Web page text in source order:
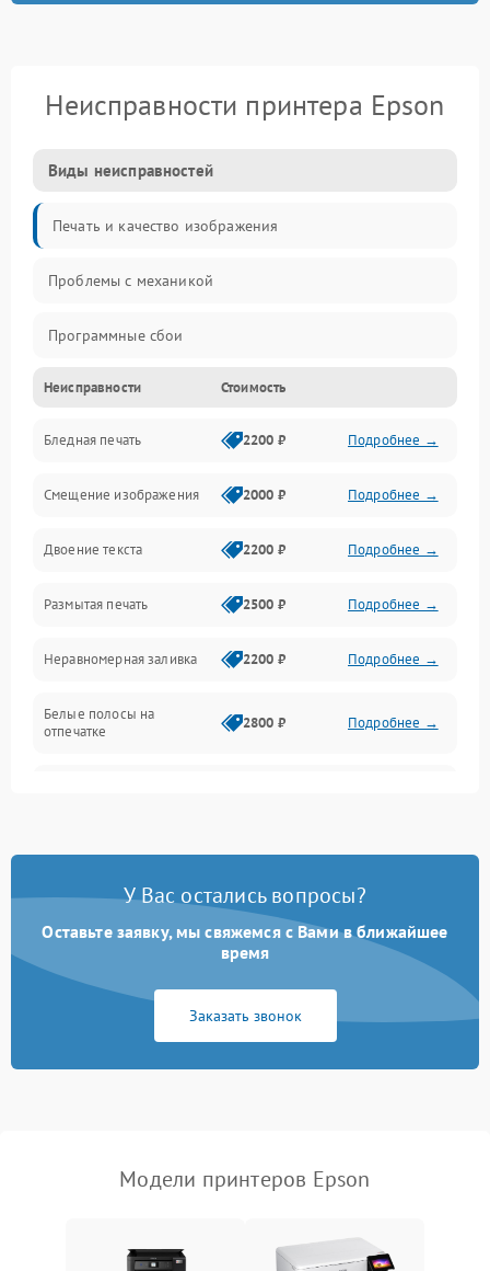
Неисправности принтера Epson
Виды неисправностей
Печать и качество изображения
Проблемы с механикой
Программные сбои
Программные ошибки
Картриджи и расходники
Механика и узлы
Подключение и интерфейсы
Панель управления и индикация
Режим работы
Питание и запуск
Неисправности Стоимость
Бледная печать 2200 ₽ Подробнее →
Смещение изображения 2000 ₽ Подробнее →
Двоение текста 2200 ₽ Подробнее →
Размытая печать 2500 ₽ Подробнее →
Неравномерная заливка 2200 ₽ Подробнее →
Белые полосы на
отпечатке
2800 ₽ Подробнее →
У Вас остались вопросы?
Оставьте заявку, мы свяжемся с Вами в ближайшее
время
Заказать звонок
Модели принтеров Epson